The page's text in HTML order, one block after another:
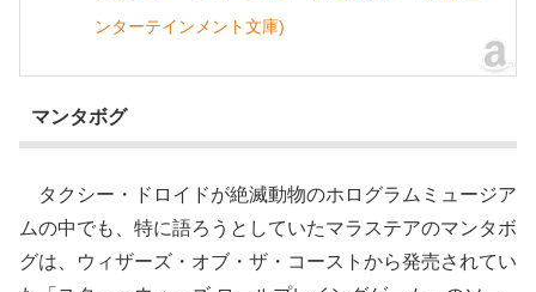
ンターテインメント文庫)
マンタボグ
タクシー・ドロイドが絶滅動物のホログラムミュージア
ムの中でも、特に語ろうとしていたマラステアのマンタボ
グは、ウィザーズ・オブ・ザ・コーストから発売されてい